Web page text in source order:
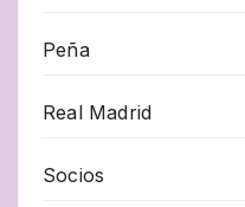
Peña
Real Madrid
Socios